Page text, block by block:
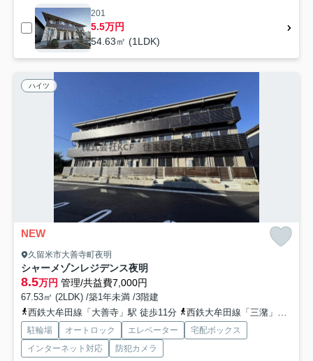
201
5.5万円
54.63㎡ (1LDK)
ハイツ
NEW
久留米市大善寺町夜明
シャーメゾンレジデンス夜明
8.5万円 管理/共益費7,000円
67.53㎡ (2LDK) /築1年未満 /3階建
西鉄大牟田線「大善寺」駅 徒歩11分
西鉄大牟田線「三潴」駅 徒歩29分
駐輪場 オートロック エレベーター
宅配ボックス
インターネット対応
防犯カメラ